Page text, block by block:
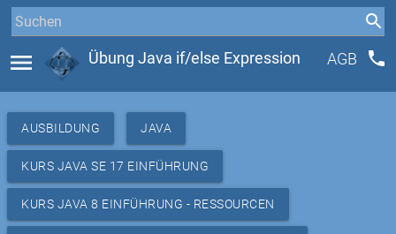
menu Übung Java if/else Expression AGB phone
AUSBILDUNG JAVA
KURS JAVA SE 17 EINFÜHRUNG
KURS JAVA 8 EINFÜHRUNG - RESSOURCEN